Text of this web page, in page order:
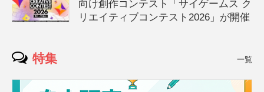
向け創作コンテスト「サイゲームス ク
リエイティブコンテスト2026」が開催
特集 一覧